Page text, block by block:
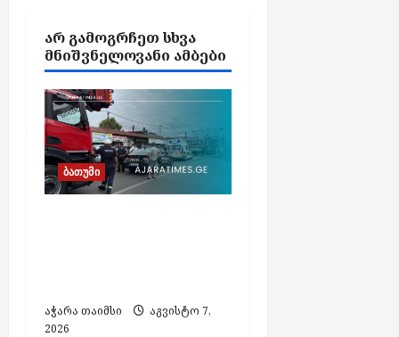
ᲐᲠ ᲒᲐᲛᲝᲒᲠᲩᲔᲗ ᲡᲮᲕᲐ
ᲛᲜᲘᲨᲕᲜᲔᲚᲝᲕᲐᲜᲘ ᲐᲛᲑᲔᲑᲘ
ბათუმი
აჭარა თაიმსი
აგვისტო 7,
2026